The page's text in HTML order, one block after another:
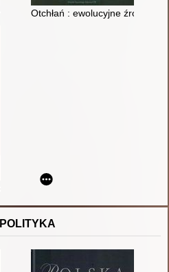
świecie
Otchłań : ewolucyjne źródła
poradzić sobie z depresją,